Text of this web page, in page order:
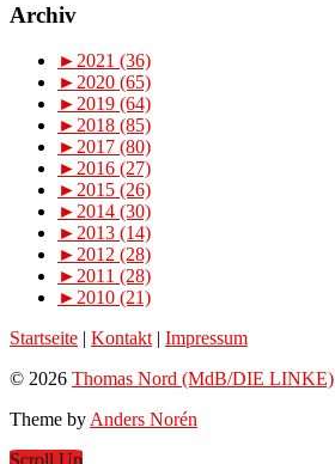
Archiv
► 2021 (36)
► 2020 (65)
► 2019 (64)
► 2018 (85)
► 2017 (80)
► 2016 (27)
► 2015 (26)
► 2014 (30)
► 2013 (14)
► 2012 (28)
► 2011 (28)
► 2010 (21)
Startseite | Kontakt | Impressum
© 2026 Thomas Nord (MdB/DIE LINKE)
Theme by Anders Norén